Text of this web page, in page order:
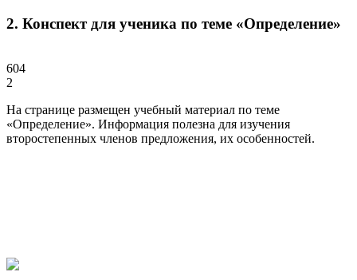
2. Конспект для ученика по теме «Определение»
604
2
На странице размещен учебный материал по теме
«Определение». Информация полезна для изучения
второстепенных членов предложения, их особенностей.